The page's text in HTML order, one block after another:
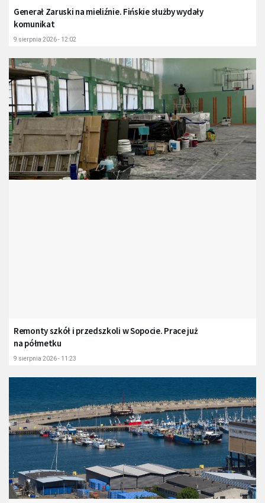
Generał Zaruski na mieliźnie. Fińskie służby wydały
komunikat
9 sierpnia 2026 - 12:02
Remonty szkół i przedszkoli w Sopocie. Prace już
na półmetku
9 sierpnia 2026 - 11:23